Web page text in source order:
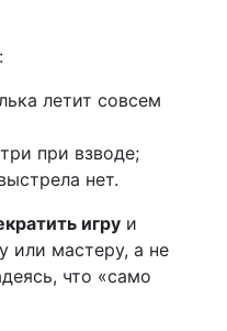
летит совсем
при взводе;
нет.
игру и
или мастеру, а не
что «само